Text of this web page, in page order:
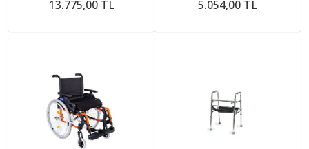
13.775,00 TL 5.054,00 TL